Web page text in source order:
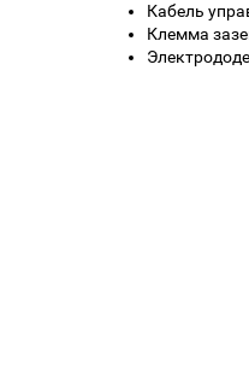
Кабель
Клемма